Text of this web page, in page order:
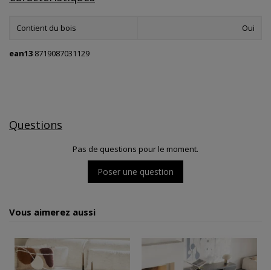
Contient du bois Oui
ean13 8719087031129
Questions
Pas de questions pour le moment.
Poser une question
Vous aimerez aussi